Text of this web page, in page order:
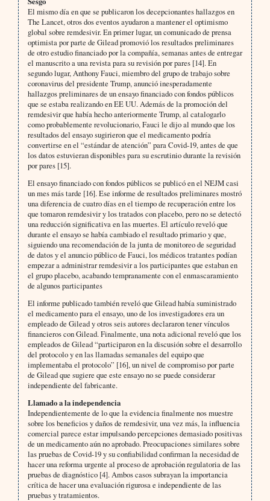
El mismo día en que se publicaron los decepcionantes hallazgos en
The Lancet, otros dos eventos ayudaron a mantener el optimismo
global sobre remdesivir. En primer lugar, un comunicado de prensa
optimista por parte de Gilead promovió los resultados preliminares
de otro estudio financiado por la compañía, semanas antes de entregar
el manuscrito a una revista para su revisión por pares [14]. En
segundo lugar, Anthony Fauci, miembro del grupo de trabajo sobre
coronavirus del presidente Trump, anunció inesperadamente
hallazgos preliminares de un ensayo financiado con fondos públicos
que se estaba realizando en EE UU. Además de la promoción del
remdesivir que había hecho anteriormente Trump, al catalogarlo
como probablemente revolucionario, Fauci le dijo al mundo que los
resultados del ensayo sugirieron que el medicamento podría
convertirse en el “estándar de atención” para Covid-19, antes de que
los datos estuvieran disponibles para su escrutinio durante la revisión
por pares [15].
El ensayo financiado con fondos públicos se publicó en el NEJM casi
un mes más tarde [16]. Ese informe de resultados preliminares mostró
una diferencia de cuatro días en el tiempo de recuperación entre los
que tomaron remdesivir y los tratados con placebo, pero no se detectó
una reducción significativa en las muertes. El artículo reveló que
durante el ensayo se había cambiado el resultado primario y que,
siguiendo una recomendación de la junta de monitoreo de seguridad
de datos y el anuncio público de Fauci, los médicos tratantes podían
empezar a administrar remdesivir a los participantes que estaban en
el grupo placebo, acabando tempranamente con el enmascaramiento
de algunos participantes
El informe publicado también reveló que Gilead había suministrado
el medicamento para el ensayo, uno de los investigadores era un
empleado de Gilead y otros seis autores declararon tener vínculos
financieros con Gilead. Finalmente, una nota adicional reveló que los
empleados de Gilead “participaron en la discusión sobre el desarrollo
del protocolo y en las llamadas semanales del equipo que
implementaba el protocolo” [16], un nivel de compromiso por parte
de Gilead que sugiere que este ensayo no se puede considerar
independiente del fabricante.
Llamado a la independencia
Independientemente de lo que la evidencia finalmente nos muestre
sobre los beneficios y daños de remdesivir, una vez más, la influencia
comercial parece estar impulsando percepciones demasiado positivas
de un medicamento aún no aprobado. Preocupaciones similares sobre
las pruebas de Covid-19 y su confiabilidad confirman la necesidad de
hacer una reforma urgente al proceso de aprobación regulatoria de las
pruebas de diagnóstico [4]. Ambos casos subrayan la importancia
crítica de hacer una evaluación rigurosa e independiente de las
pruebas y tratamientos.